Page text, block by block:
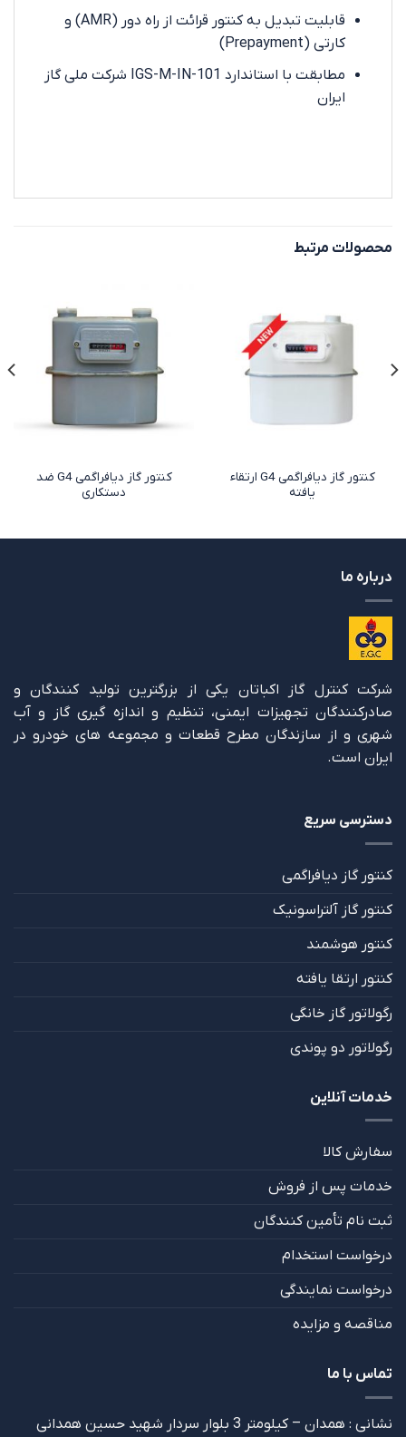
قابلیت تبدیل به کنتور قرائت از راه دور (AMR) و
کارتی (Prepayment)
مطابقت با استاندارد IGS-M-IN-101 شرکت ملی گاز
ایران
محصولات مرتبط
کنتور گاز دیافراگمی G4 ارتقاء
یافته
کنتور گاز دیافراگمی G4 ضد
دستکاری
درباره ما
شرکت کنترل گاز اکباتان یکی از بزرگترین تولید کنندگان و
صادرکنندگان تجهیزات ایمنی، تنظیم و اندازه گیری گاز و آب
شهری و از سازندگان مطرح قطعات و مجموعه های خودرو در
ایران است.
دسترسی سریع
کنتور گاز دیافراگمی
کنتور گاز آلتراسونیک
کنتور هوشمند
کنتور ارتقا یافته
رگولاتور گاز خانگی
رگولاتور دو پوندی
خدمات آنلاین
سفارش کالا
خدمات پس از فروش
ثبت نام تأمین کنندگان
درخواست استخدام
درخواست نمایندگی
مناقصه و مزایده
تماس با ما
نشانی : همدان – کیلومتر 3 بلوار سردار شهید حسین همدانی